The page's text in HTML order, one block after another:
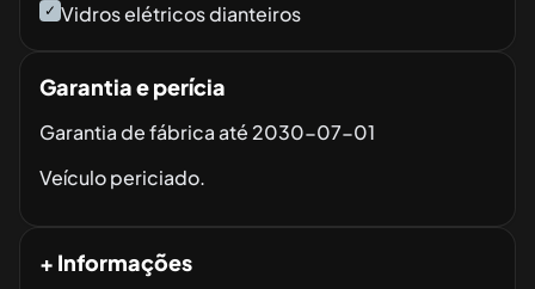
✓ Vidros elétricos dianteiros
Garantia e perícia
Garantia de fábrica até 2030-07-01
Veículo periciado.
+ Informações